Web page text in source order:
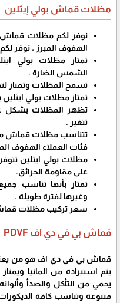
مظلات قماش بولي إيثلين
نوفر لكم مظلات قماش
الهفوف المبرز ، نوفر
تمتاز مظلات بولي
الشمس الضارة .
تسمح المظلات وتمتاز
تمتاز مظلات بولي
تظهر المظلات بشكل
تتغير .
تتناسب مظلات قماش مع
فئات العملاء الهفوف
مظلات بولي ايثلين
على مقاومة الحرائق.
تمتاز بأنها تناسب
وغيرها لفترة طويلة .
سعر تركيب مظلات
قماش بي في دي اف PDVF
قماش بي في دي اف هو من
يتم استيراده من المانيا
يحمي من التأكل والصدأ
متنوعة وتناسب كافة